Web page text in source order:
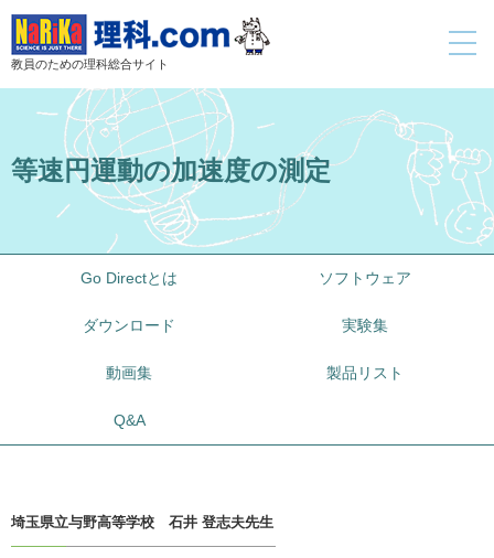
教員のための理科総合サイト
toggle
等速円運動の加速度の測定
Go Directとは ソフトウェア
ダウンロード 実験集
動画集 製品リスト
Q&A
埼玉県立与野高等学校 石井 登志夫先生